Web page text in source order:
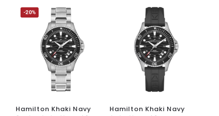
-20%
Hamilton Khaki Navy
Hamilton Khaki Navy